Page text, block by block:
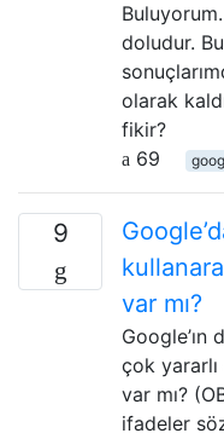
doludur.
olarak
fikir?
69
9
var mı?
Google’ın
çok
var mı?
ifadeler